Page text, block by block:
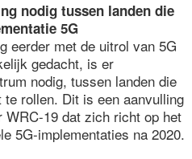
nodig tussen landen die
5G
eerder met de uitrol van 5G
gedacht, is er
nodig, tussen landen die
rollen. Dit is een aanvulling
19 dat zich richt op het
5G-implementaties na 2020.